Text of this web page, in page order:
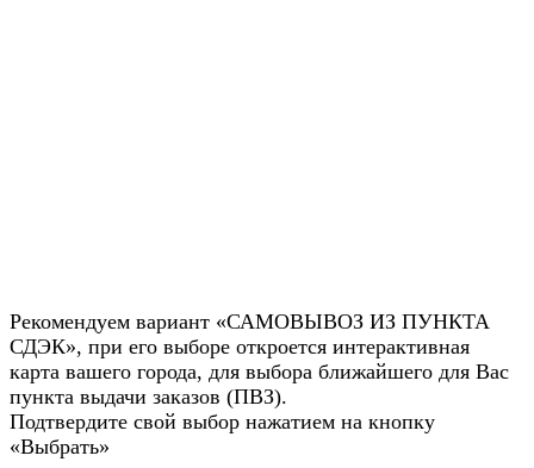
Рекомендуем вариант «САМОВЫВОЗ ИЗ ПУНКТА
СДЭК», при его выборе откроется интерактивная
карта вашего города, для выбора ближайшего для Вас
пункта выдачи заказов (ПВЗ).
Подтвердите свой выбор нажатием на кнопку
«Выбрать»